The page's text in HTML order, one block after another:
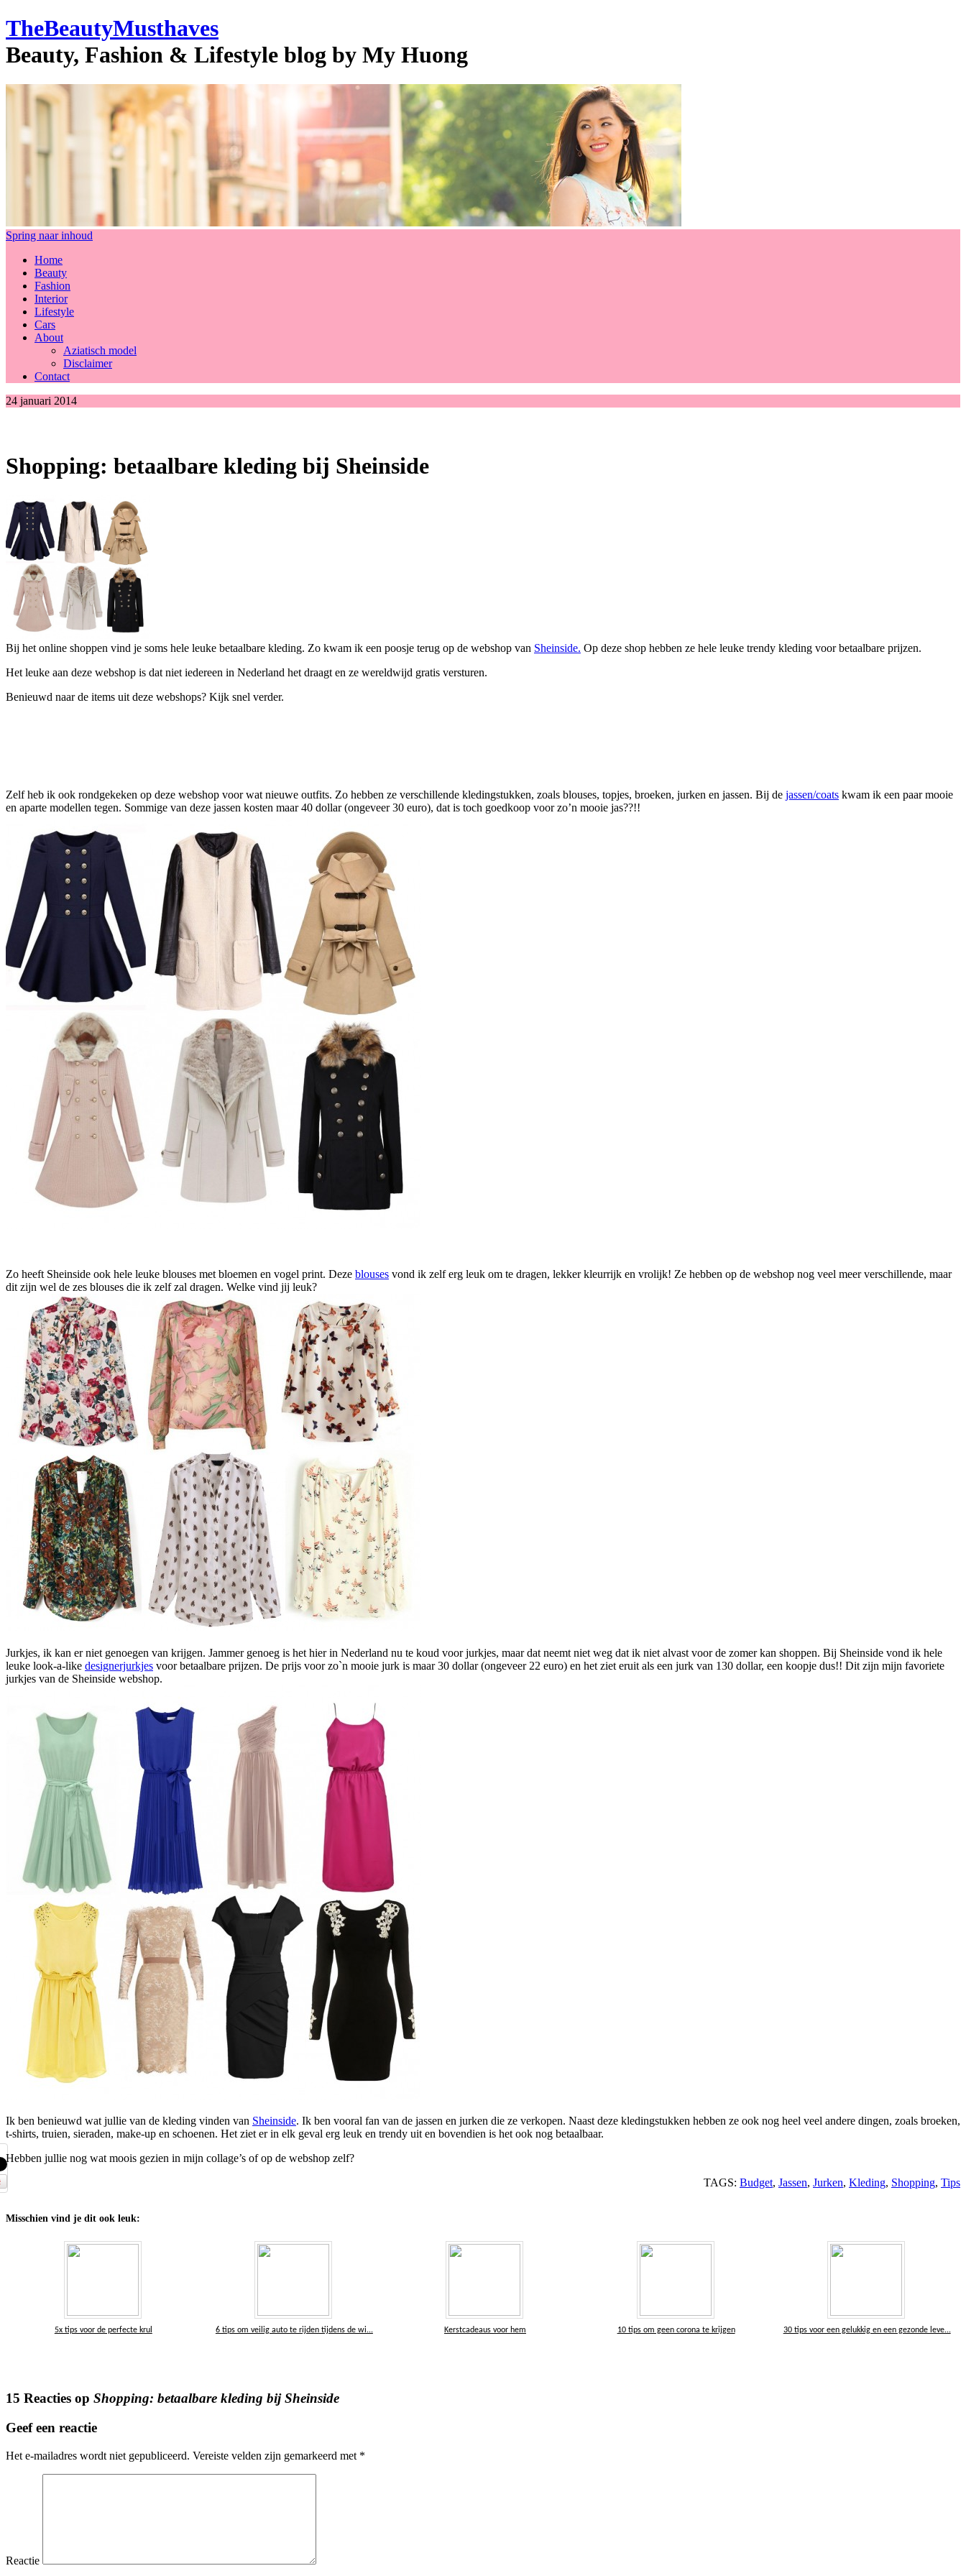
TheBeautyMusthaves
Beauty, Fashion & Lifestyle blog by My Huong
Spring naar inhoud
Home
Beauty
Fashion
Interior
Lifestyle
Cars
About
Aziatisch model
Disclaimer
Contact
24 januari 2014
Shopping: betaalbare kleding bij Sheinside
Bij het online shoppen vind je soms hele leuke betaalbare kleding. Zo kwam ik een poosje terug op de webshop van Sheinside. Op deze shop hebben ze hele leuke trendy kleding voor betaalbare prijzen.
Het leuke aan deze webshop is dat niet iedereen in Nederland het draagt en ze wereldwijd gratis versturen.
Benieuwd naar de items uit deze webshops? Kijk snel verder.
Zelf heb ik ook rondgekeken op deze webshop voor wat nieuwe outfits. Zo hebben ze verschillende kledingstukken, zoals blouses, topjes, broeken, jurken en jassen. Bij de jassen/coats kwam ik een paar mooie
en aparte modellen tegen. Sommige van deze jassen kosten maar 40 dollar (ongeveer 30 euro), dat is toch goedkoop voor zo’n mooie jas??!!
Zo heeft Sheinside ook hele leuke blouses met bloemen en vogel print. Deze blouses vond ik zelf erg leuk om te dragen, lekker kleurrijk en vrolijk! Ze hebben op de webshop nog veel meer verschillende, maar
dit zijn wel de zes blouses die ik zelf zal dragen. Welke vind jij leuk?
Jurkjes, ik kan er niet genoegen van krijgen. Jammer genoeg is het hier in Nederland nu te koud voor jurkjes, maar dat neemt niet weg dat ik niet alvast voor de zomer kan shoppen. Bij Sheinside vond ik hele
leuke look-a-like designerjurkjes voor betaalbare prijzen. De prijs voor zo`n mooie jurk is maar 30 dollar (ongeveer 22 euro) en het ziet eruit als een jurk van 130 dollar, een koopje dus!! Dit zijn mijn favoriete
jurkjes van de Sheinside webshop.
Ik ben benieuwd wat jullie van de kleding vinden van Sheinside. Ik ben vooral fan van de jassen en jurken die ze verkopen. Naast deze kledingstukken hebben ze ook nog heel veel andere dingen, zoals broeken,
t-shirts, truien, sieraden, make-up en schoenen. Het ziet er in elk geval erg leuk en trendy uit en bovendien is het ook nog betaalbaar.
Hebben jullie nog wat moois gezien in mijn collage’s of op de webshop zelf?
TAGS: Budget, Jassen, Jurken, Kleding, Shopping, Tips
Misschien vind je dit ook leuk:
5x tips voor de perfecte krul 6 tips om veilig auto te rijden tijdens de wi... Kerstcadeaus voor hem 10 tips om geen corona te krijgen 30 tips voor een gelukkig en een gezonde leve...
15 Reacties op Shopping: betaalbare kleding bij Sheinside
Geef een reactie
Het e-mailadres wordt niet gepubliceerd. Vereiste velden zijn gemarkeerd met *
Reactie